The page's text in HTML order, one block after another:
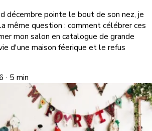
décembre pointe le bout de son nez, je
même question : comment célébrer ces
mon salon en catalogue de grande
d'une maison féerique et le refus
· 5 min